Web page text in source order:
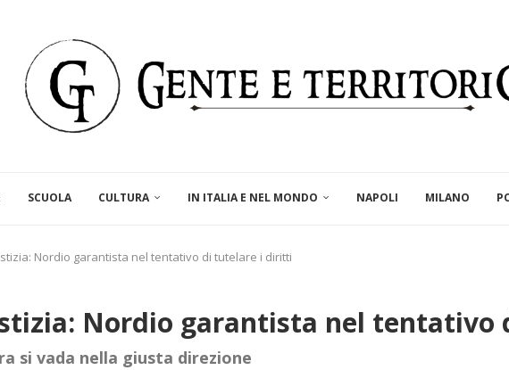
SCUOLA CULTURA IN ITALIA E NEL MONDO NAPOLI MILANO
Nordio garantista nel tentativo di tutelare i diritti
Nordio garantista nel
si vada nella giusta direzione